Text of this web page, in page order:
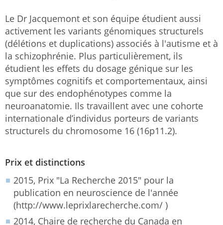
Le Dr Jacquemont et son équipe étudient aussi
activement les variants génomiques structurels
(délétions et duplications) associés à l'autisme et à
la schizophrénie. Plus particulièrement, ils
étudient les effets du dosage génique sur les
symptômes cognitifs et comportementaux, ainsi
que sur des endophénotypes comme la
neuroanatomie. Ils travaillent avec une cohorte
internationale d’individus porteurs de variants
structurels du chromosome 16 (16p11.2).
Prix et distinctions
2015, Prix "La Recherche 2015" pour la
publication en neuroscience de l'année
(http://www.leprixlarecherche.com/ )
2014, Chaire de recherche du Canada en